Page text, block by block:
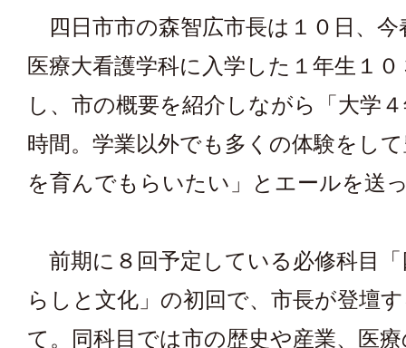
四日市市の森智広市長は１０日、今
医療大看護学科に入学した１年生１
し、市の概要を紹介しながら「大学
時間。学業以外でも多くの体験をし
を育んでもらいたい」とエールを送
前期に８回予定している必修科目「
らしと文化」の初回で、市長が登壇
て。同科目では市の歴史や産業、医